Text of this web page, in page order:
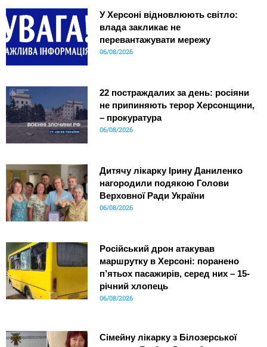
У Херсоні відновлюють світло:
влада закликає не
перевантажувати мережу
06/08/2026
22 постраждалих за день: росіяни
не припиняють терор Херсонщини,
– прокуратура
06/08/2026
Дитячу лікарку Ірину Даниленко
нагородили подякою Голови
Верховної Ради України
06/08/2026
Російський дрон атакував
маршрутку в Херсоні: поранено
п’ятьох пасажирів, серед них – 15-
річний хлопець
06/08/2026
Сімейну лікарку з Білозерської